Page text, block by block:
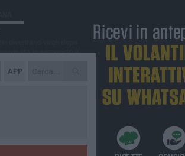
APP
in aeroporto a
Comune di Bisceglie
nella notte in via Dieta